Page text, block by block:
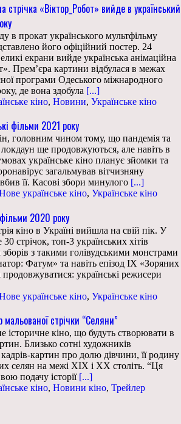
стрічка «Віктор_Робот» вийде в український
в прокат українського мультфільму
його офіційний постер. 24
екрани вийде українська анімаційна
Прем’єра картини відбулася в межах
програми Одеського міжнародного
де вона здобула [...]
кіно, Новини, Українське кіно
фільми 2021 року
головним чином тому, що пандемія та
ще продовжуються, але навіть в
українське кіно планує зйомки та
загальмував вітчизняну
її. Касові збори минулого [...]
українське кіно, Українське кіно
фільми 2020 року
кіно в Україні вийшла на свій пік. У
стрічок, топ-3 українських хітів
зборів з такими голівудськими монстрами
Фатум» та навіть епізод IX «Зоряних
українські режисери
українське кіно, Українське кіно
стрічки “Селяни”
історичне кіно, що будуть створювати в
Близько сотні художників
картин про долю дівчини, її родину
селян на межі XIX і XX століть. “Ця
подачу історії[...]
кіно, Новини кіно, Трейлер